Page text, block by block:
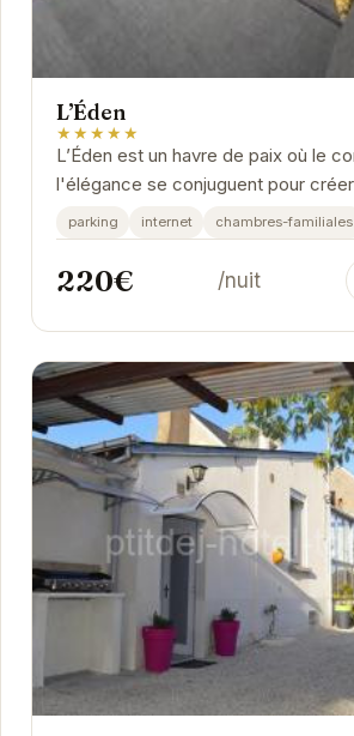
L’Éden
★★★★★
L’Éden est un havre de paix où le
l'élégance se conjuguent pour
expérience inoubliable. Situé à Saint-
parking internet chambres-familiales
220€ /nuit